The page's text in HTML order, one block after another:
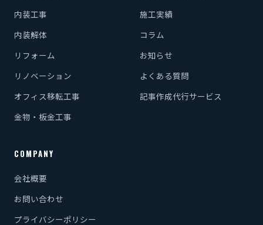
内装工事
内装解体
リフォーム
リノベーション
オフィス移転工事
金物・板金工事
施工実績
コラム
お知らせ
よくある質問
記事作成代行サービス
COMPANY
会社概要
お問い合わせ
プライバシーポリシー